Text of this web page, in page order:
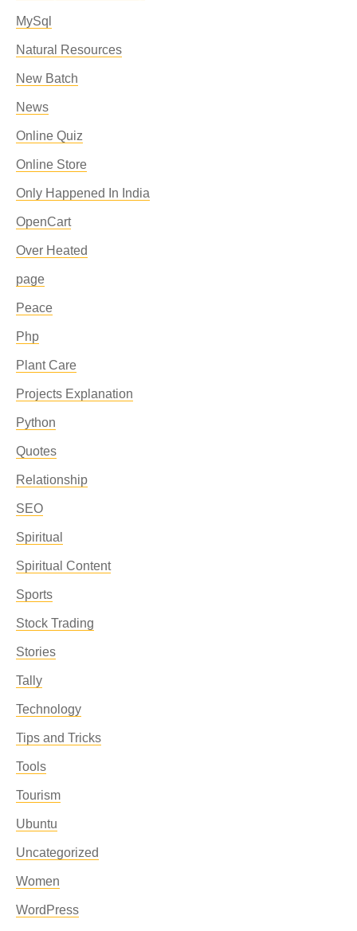
MySql
Natural Resources
New Batch
News
Online Quiz
Online Store
Only Happened In India
OpenCart
Over Heated
page
Peace
Php
Plant Care
Projects Explanation
Python
Quotes
Relationship
SEO
Spiritual
Spiritual Content
Sports
Stock Trading
Stories
Tally
Technology
Tips and Tricks
Tools
Tourism
Ubuntu
Uncategorized
Women
WordPress